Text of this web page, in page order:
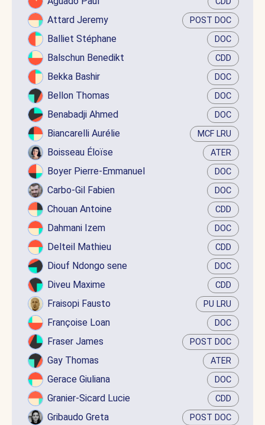
Attard Jeremy POST DOC
Balliet Stéphane DOC
Balschun Benedikt CDD
Bekka Bashir DOC
Bellon Thomas DOC
Benabadji Ahmed DOC
Biancarelli Aurélie MCF LRU
Boisseau Éloïse ATER
Boyer Pierre-Emmanuel DOC
Carbo-Gil Fabien DOC
Chouan Antoine CDD
Dahmani Izem DOC
Delteil Mathieu CDD
Diouf Ndongo sene DOC
Diveu Maxime CDD
Fraisopi Fausto PU LRU
Françoise Loan DOC
Fraser James POST DOC
Gay Thomas ATER
Gerace Giuliana DOC
Granier-Sicard Lucie CDD
Gribaudo Greta POST DOC